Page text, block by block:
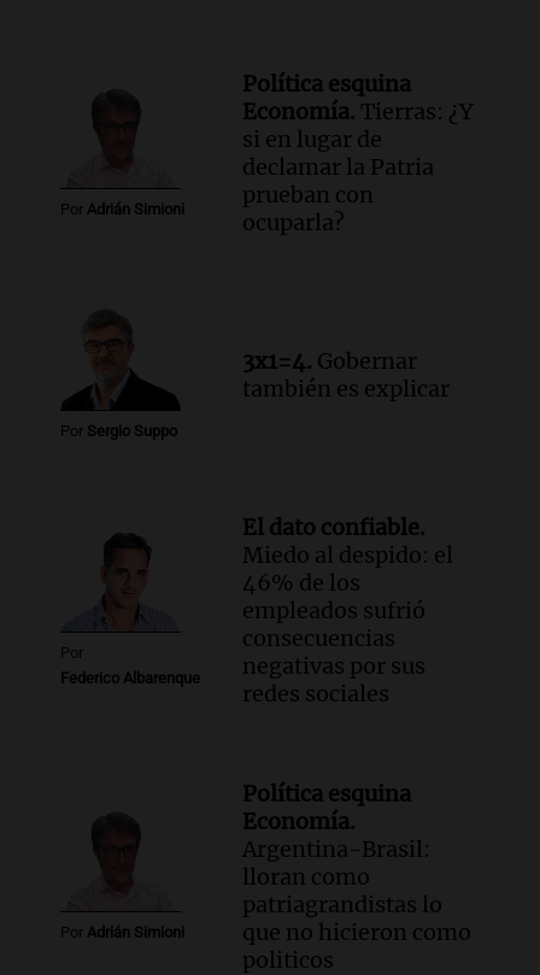
Audio. Detuvieron al hijo de Fran
Riquelme tras un operativo con 10
allanamientos en Rosario
Noticias Rosario
Episodios
Por Adrián Simioni
Política esquina
Economía. Tierras: ¿Y
si en lugar de
declamar la Patria
prueban con
ocuparla?
Por Sergio Suppo
3x1=4. Gobernar
también es explicar
Por
Federico Albarenque
El dato confiable.
Miedo al despido: el
46% de los
empleados sufrió
consecuencias
negativas por sus
redes sociales
Por Adrián Simioni
Política esquina
Economía.
Argentina-Brasil:
lloran como
patriagrandistas lo
que no hicieron como
politicos